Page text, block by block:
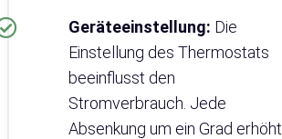
Geräteeinstellung: Die
Einstellung des Thermostats
beeinflusst den
Stromverbrauch. Jede
Absenkung um ein Grad erhöht